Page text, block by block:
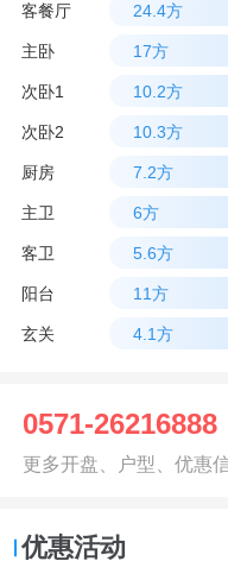
客餐厅 24.4方
主卧 17方
次卧1 10.2方
次卧2 10.3方
厨房 7.2方
主卫 6方
客卫 5.6方
阳台 11方
玄关 4.1方
0571-26216888
更多开盘、户型、优惠
优惠活动